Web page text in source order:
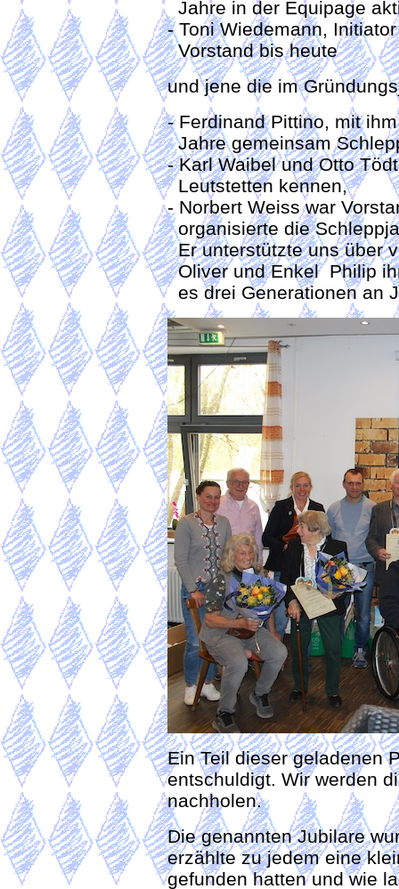
Jahre in der Equipage
- Toni Wiedemann,
Vorstand bis heute
und jene die im
- Ferdinand Pittino, mit
Jahre gemeinsam
- Karl Waibel und Otto
Leutstetten kennen,
- Norbert Weiss war
organisierte die
Er unterstützte uns über
Oliver und Enkel Philip
es drei Generationen an
Ein Teil dieser geladenen
entschuldigt. Wir werden
nachholen.
Die genannten Jubilare
erzählte zu jedem eine
gefunden hatten und wie